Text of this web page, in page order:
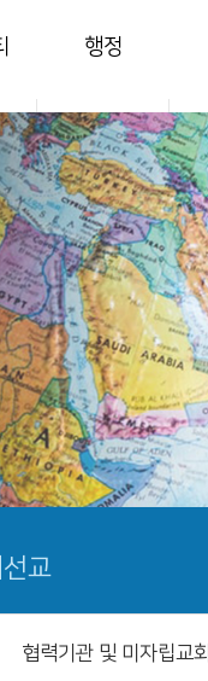
벽
행정
양육훈련 신청
태신자 작정
학습입교(유아)
세례 신청
중보기도 요청
문의 하기
교인증명서 신청
교
협력기관 및 미자립교회